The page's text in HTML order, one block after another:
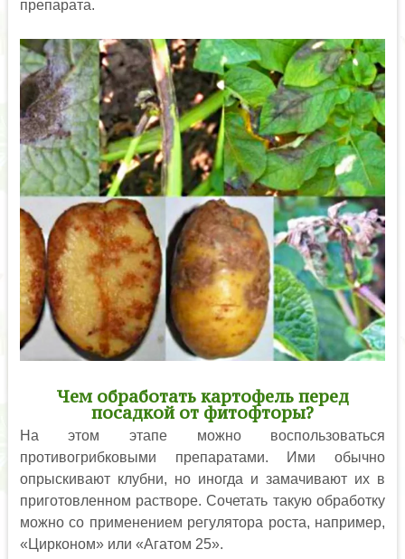
препарата.
Чем обработать картофель перед
посадкой от фитофторы?
На этом этапе можно воспользоваться
противогрибковыми препаратами. Ими обычно
опрыскивают клубни, но иногда и замачивают их в
приготовленном растворе. Сочетать такую обработку
можно со применением регулятора роста, например,
«Цирконом» или «Агатом 25».